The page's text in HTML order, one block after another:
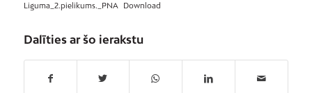
Liguma_2.pielikums._PNA
Download
Dalīties ar šo ierakstu